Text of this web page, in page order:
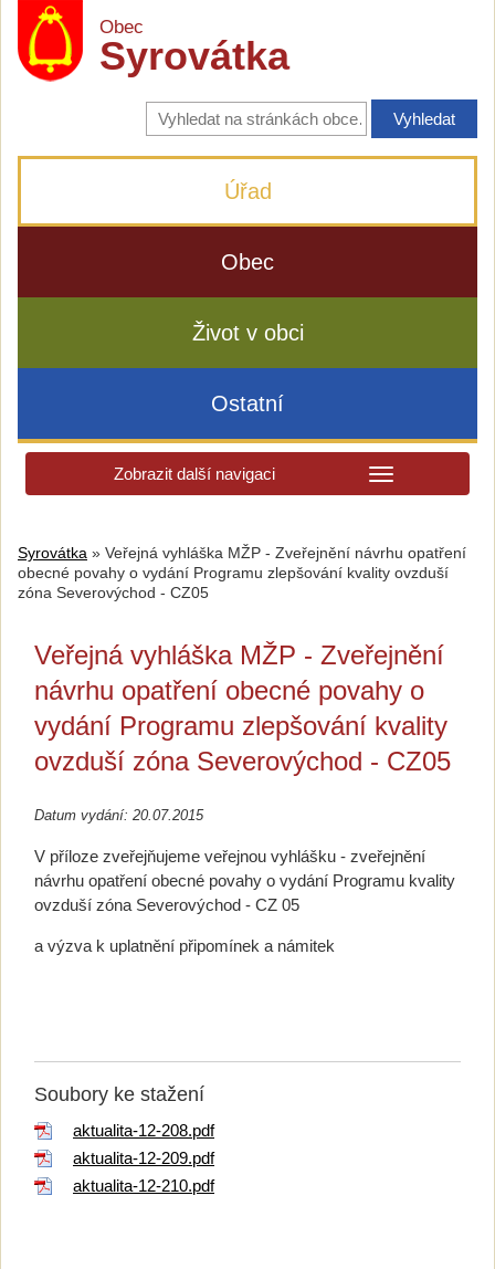
Obec
Syrovátka
Vyhledávání
na
stránkách
Úřad
Obec
Život v obci
Ostatní
Zobrazit další navigaci
Syrovátka » Veřejná vyhláška MŽP - Zveřejnění návrhu opatření
obecné povahy o vydání Programu zlepšování kvality ovzduší
zóna Severovýchod - CZ05
Veřejná vyhláška MŽP - Zveřejnění
návrhu opatření obecné povahy o
vydání Programu zlepšování kvality
ovzduší zóna Severovýchod - CZ05
Datum vydání: 20.07.2015
V příloze zveřejňujeme veřejnou vyhlášku - zveřejnění
návrhu opatření obecné povahy o vydání Programu kvality
ovzduší zóna Severovýchod - CZ 05
a výzva k uplatnění připomínek a námitek
Soubory ke stažení
aktualita-12-208.pdf
aktualita-12-209.pdf
aktualita-12-210.pdf